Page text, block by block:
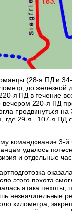
(28-я ПД и
до железной
я ПД в течение
вечером 220-я ПД
продвинуться
где 29-я . 107-я ПД
командование 3-
удалось
и отдельные
этого пехота
атака пехоты,
незначительные
километра,